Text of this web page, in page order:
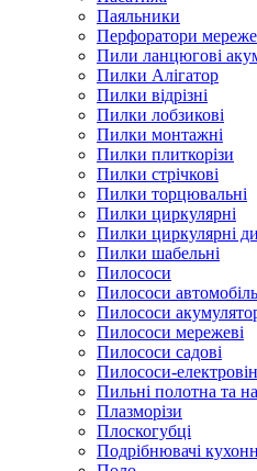
Паяльники
Перфоратори
Пили ланцюгові
Пилки Алігатор
Пилки відрізні
Пилки лобзикові
Пилки монтажні
Пилки плиткорізи
Пилки стрічкові
Пилки торцювальні
Пилки циркулярні
Пилки циркулярні
Пилки шабельні
Пилососи
Пилососи
Пилососи
Пилососи мережеві
Пилососи садові
Пилососи-
Пильні полотна та
Плазморізи
Плоскогубці
Подрібнювачі